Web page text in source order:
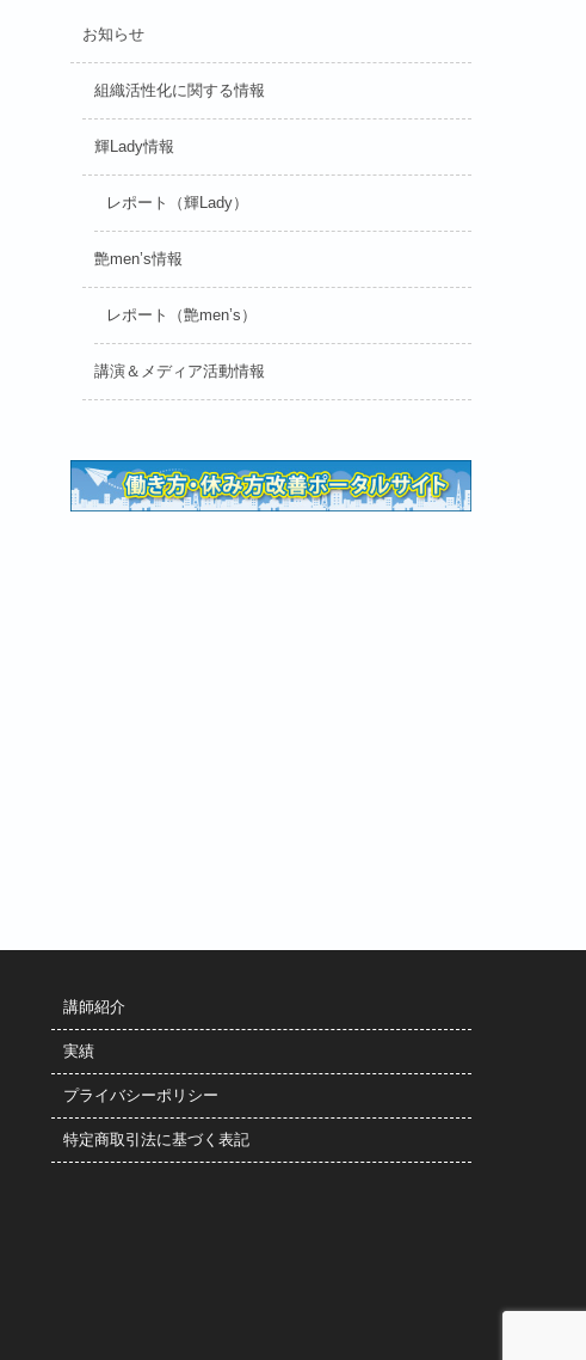
お知らせ
組織活性化に関する情報
輝Lady情報
レポート（輝Lady）
艶men’s情報
レポート（艶men’s）
講演＆メディア活動情報
講師紹介
実績
プライバシーポリシー
特定商取引法に基づく表記